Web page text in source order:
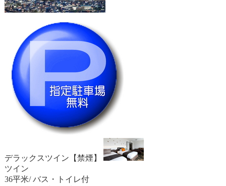
デラックスツイン【禁煙】
ツイン
36平米/ バス・トイレ付